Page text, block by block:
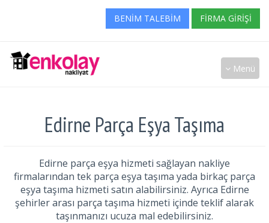
BENIM TALEBIM FIRMA GIRIŞI
Menü
Edirne Parça Eşya Taşıma
Edirne parça eşya hizmeti sağlayan nakliye
firmalarından tek parça eşya taşıma yada birkaç parça
eşya taşıma hizmeti satın alabilirsiniz. Ayrıca Edirne
şehirler arası parça taşıma hizmeti içinde teklif alarak
taşınmanızı ucuza mal edebilirsiniz.